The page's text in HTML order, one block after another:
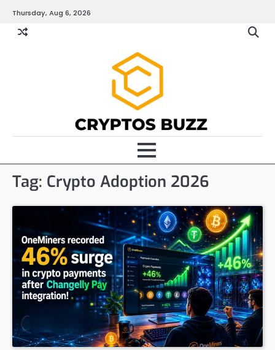
content
Thursday, Aug 6, 2026
Tag: Crypto Adoption 2026